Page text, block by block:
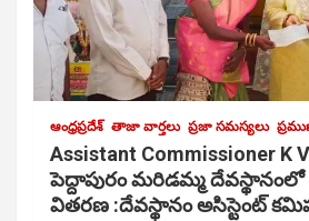
ఆంధ్రప్రదేశ్ తాజా వార్తలు ప్రజా సమస్యలు
Assistant Commissioner K
పెద్దాపురం మరిడమ్మ దేవస్థానంలో
వితరణ :దేవస్థానం అసిస్టెంట్